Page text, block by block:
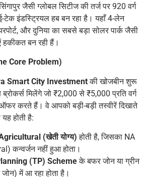
जैसी ग्लोबल सिटीज की तर्ज पर 920 वर्ग
टेक इंडस्ट्रियल हब बन रहा है। यहाँ 4-लेन
और दुनिया का सबसे बड़ा सोलर पार्क जैसी
हकीकत बन रही हैं।
Core Problem)
Smart City Investmentकी खोजबीन शुरू
मिलेंगे जो ₹2,000 से ₹5,000 प्रति वर्ग
करते हैं। वे आपको बड़ी-बड़ी तस्वीरें दिखाते
होती है:
(खेती योग्य) होती है, जिसका NA
कन्वर्जन नहीं हुआ होता।
(TP) Schemeके बफर जोन या ग्रीन
में आ रहा होता है।